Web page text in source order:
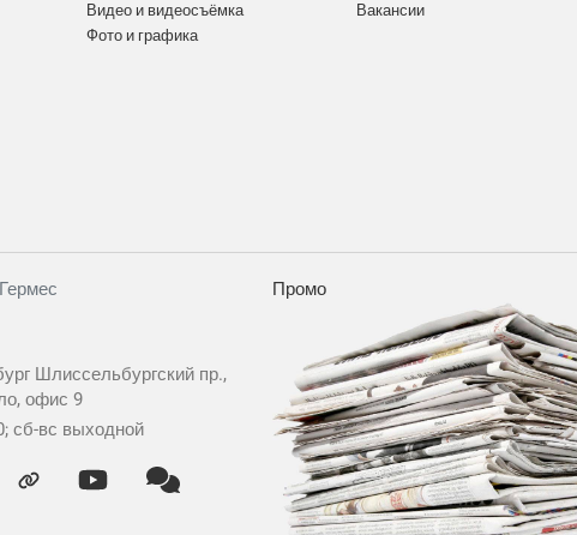
Видео и видеосъёмка
Фото и графика
Вакансии
Шлиссельбургский пр.,
офис 9
сб-вс выходной
Промо